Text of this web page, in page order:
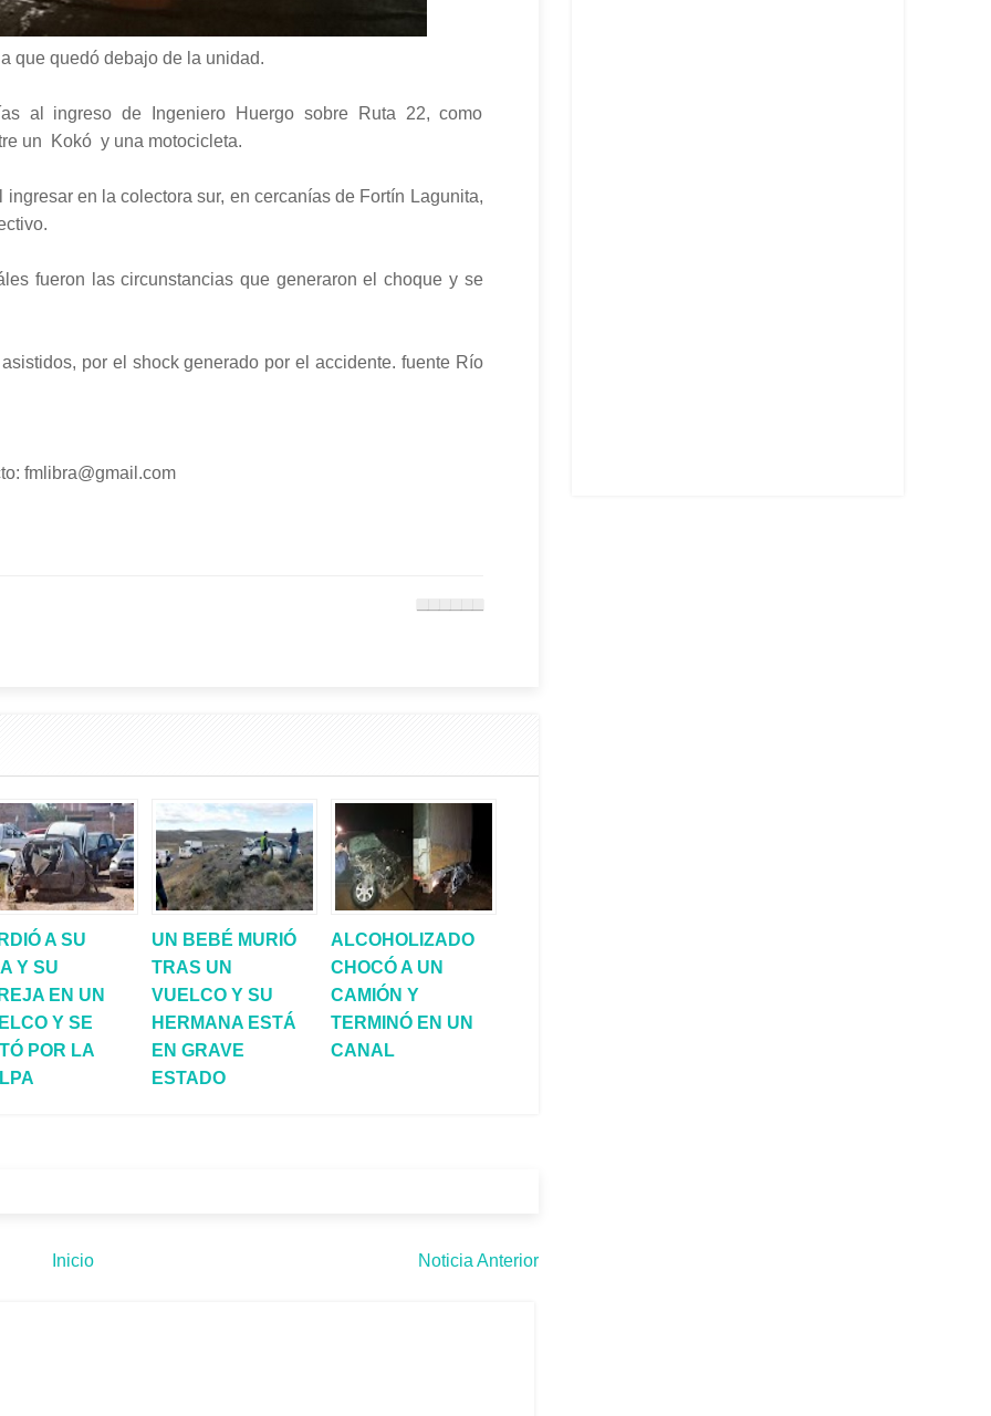
que quedó debajo de la unidad.
al ingreso de Ingeniero Huergo sobre Ruta 22, como
un
Kokóy una motocicleta.
en la colectora sur, en cercanías de Fortín Lagunita,
fueron las circunstancias que generaron el choque y se
por el shock generado por el accidente. fuente Río
fmlibra@gmail.com
A SU
Y SU
EN UN
Y SE
POR LA
UN BEBÉ MURIÓ
TRAS UN
VUELCO Y SU
HERMANA ESTÁ
EN GRAVE
ESTADO
ALCOHOLIZADO
CHOCÓ A UN
CAMIÓN Y
TERMINÓ EN UN
CANAL
Inicio Noticia Anterior